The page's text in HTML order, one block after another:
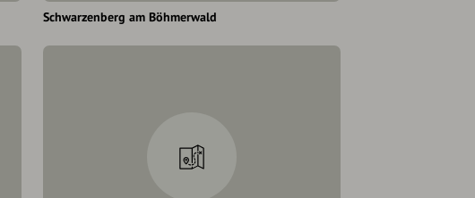
Schwarzenberg am Böhmerwald